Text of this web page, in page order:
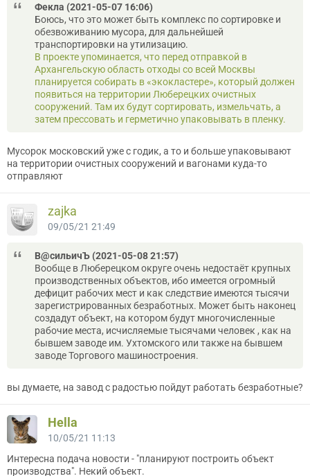
Фекла (2021-05-07 16:06)
Боюсь, что это может быть комплекс по сортировке и
обезвоживанию мусора, для дальнейшей
транспортировки на утилизацию.
В проекте упоминается, что перед отправкой в
Архангельскую область отходы со всей Москвы
планируется собирать в «экокластере», который должен
появиться на территории Люберецких очистных
сооружений. Там их будут сортировать, измельчать, а
затем прессовать и герметично упаковывать в пленку.
Мусорок московский уже с годик, а то и больше упаковывают
на территории очистных сооружений и вагонами куда-то
отправляют
zajka
09/05/21 21:49
В@cильичЪ (2021-05-08 21:57)
Вообще в Люберецком округе очень недостаёт крупных
производственных объектов, ибо имеется огромный
дефицит рабочих мест и как следствие имеются тысячи
зарегистрированных безработных. Может быть наконец
создадут объект, на котором будут многочисленные
рабочие места, исчисляемые тысячами человек , как на
бывшем заводе им. Ухтомского или также на бывшем
заводе Торгового машиностроения.
вы думаете, на завод с радостью пойдут работать безработные?
Hella
10/05/21 11:13
Интересна подача новости - "планируют построить объект
производства". Некий объект.